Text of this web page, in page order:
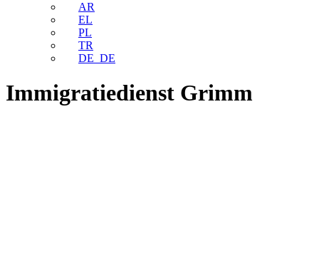
AR
EL
PL
TR
DE_DE
Immigratiedienst Grimm